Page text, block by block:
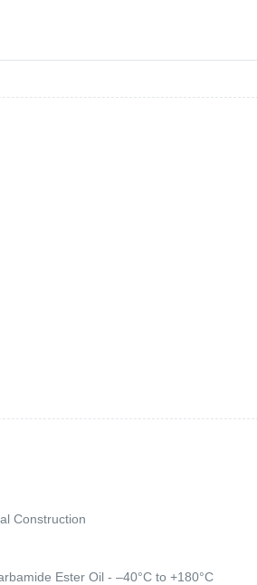
Construction
Ester Oil - –40°C to +180°C